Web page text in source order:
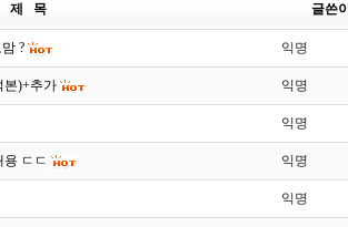
제 목 글쓴이
? 익명
본)+추가 익명
익명
ㄷㄷ 익명
익명